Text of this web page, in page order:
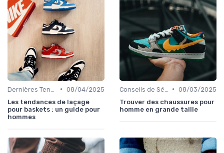
• 08/04/2025
Les tendances de laçage
pour baskets : un guide pour
hommes
• 08/03/2025
Trouver des chaussures pour
homme en grande taille